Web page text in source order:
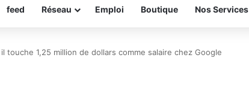
feed Réseau Emploi Boutique Nos Services
touche 1,25 million de dollars comme salaire chez Google